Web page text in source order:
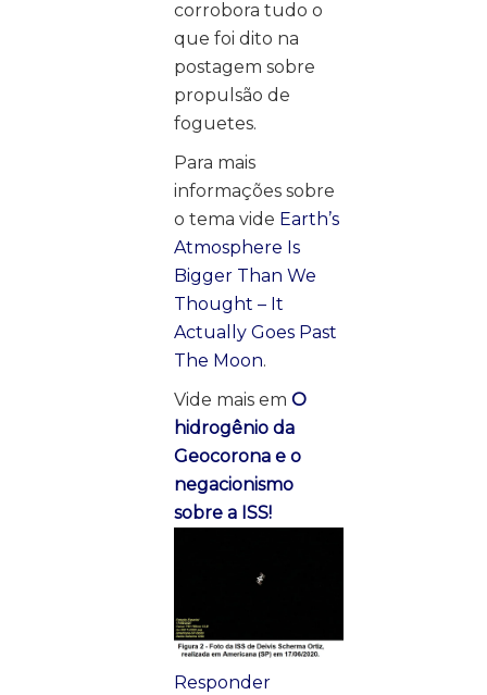
corrobora tudo o
que foi dito na
postagem sobre
propulsão de
foguetes.
Para mais
informações sobre
o tema vide Earth’s
Atmosphere Is
Bigger Than We
Thought – It
Actually Goes Past
The Moon.
Vide mais em O
hidrogênio da
Geocorona e o
negacionismo
sobre a ISS!
Responder